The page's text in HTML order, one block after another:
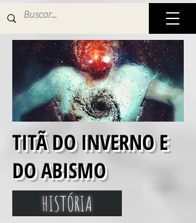
TITÃ DO INVERNO E
DO ABISMO
HISTÓRIA